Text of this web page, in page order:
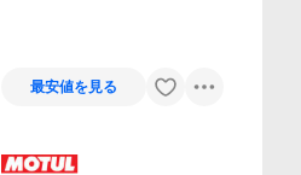
最安値を見る